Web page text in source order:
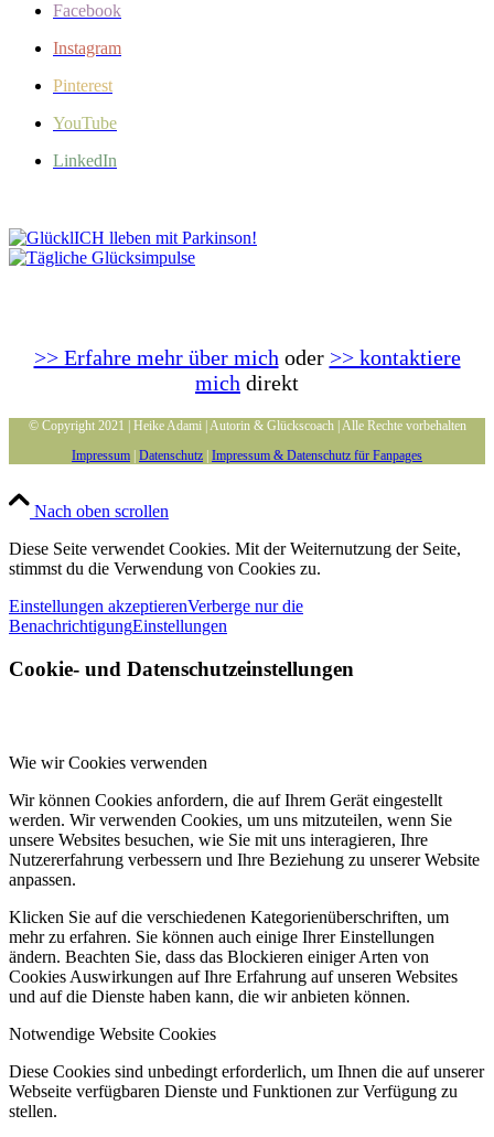
Facebook
Instagram
Pinterest
YouTube
LinkedIn
>> Erfahre mehr über mich oder >> kontaktiere
mich direkt
© Copyright 2021 | Heike Adami | Autorin & Glückscoach | Alle Rechte vorbehalten
Impressum Datenschutz Impressum & Datenschutz für Fanpages
Nach oben scrollen
Diese Seite verwendet Cookies. Mit der Weiternutzung der Seite,
stimmst du die Verwendung von Cookies zu.
Einstellungen akzeptierenVerberge nur die
BenachrichtigungEinstellungen
Cookie- und Datenschutzeinstellungen
Wie wir Cookies verwenden
Wir können Cookies anfordern, die auf Ihrem Gerät eingestellt
werden. Wir verwenden Cookies, um uns mitzuteilen, wenn Sie
unsere Websites besuchen, wie Sie mit uns interagieren, Ihre
Nutzererfahrung verbessern und Ihre Beziehung zu unserer Website
anpassen.
Klicken Sie auf die verschiedenen Kategorienüberschriften, um
mehr zu erfahren. Sie können auch einige Ihrer Einstellungen
ändern. Beachten Sie, dass das Blockieren einiger Arten von
Cookies Auswirkungen auf Ihre Erfahrung auf unseren Websites
und auf die Dienste haben kann, die wir anbieten können.
Notwendige Website Cookies
Diese Cookies sind unbedingt erforderlich, um Ihnen die auf unserer
Webseite verfügbaren Dienste und Funktionen zur Verfügung zu
stellen.